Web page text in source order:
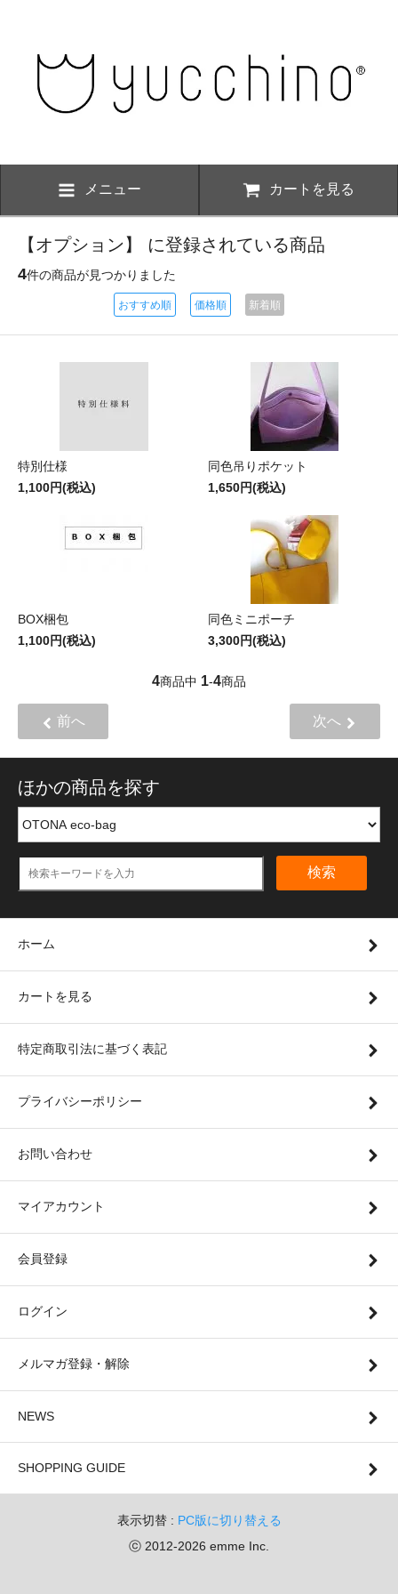
メニュー カートを見る
【オプション】 に登録されている商品
4件の商品が見つかりました
おすすめ順 価格順 新着順
特別仕様
1,100円(税込)
同色吊りポケット
1,650円(税込)
BOX梱包
1,100円(税込)
同色ミニポーチ
3,300円(税込)
4商品中 1-4商品
前へ 次へ
ほかの商品を探す
検索
ホーム
カートを見る
特定商取引法に基づく表記
プライバシーポリシー
お問い合わせ
マイアカウント
会員登録
ログイン
メルマガ登録・解除
NEWS
SHOPPING GUIDE
表示切替 : PC版に切り替える
ⓒ 2012-2026 emme Inc.